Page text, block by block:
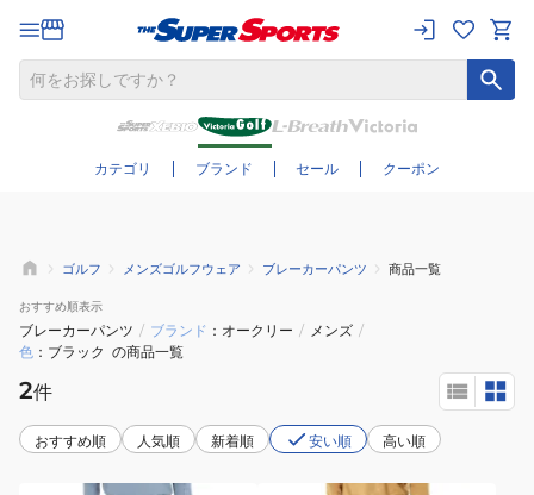
カテゴリ ブランド セール クーポン
さらに絞り込む
ゴルフ メンズゴルフウェア ブレーカーパンツ 商品一覧
おすすめ順表示
ブレーカーパンツ / ブランド オークリー / メンズ /
色
ブラック の商品一覧
2件
おすすめ順 人気順 新着順 安い順 高い順